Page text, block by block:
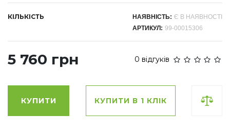
КІЛЬКІСТЬ НАЯВНІСТЬ: Є В НАЯВНОСТІ
АРТИКУЛ: 99-00015306
5 760 грн 0 відгуків
КУПИТИ КУПИТИ В 1 КЛІК